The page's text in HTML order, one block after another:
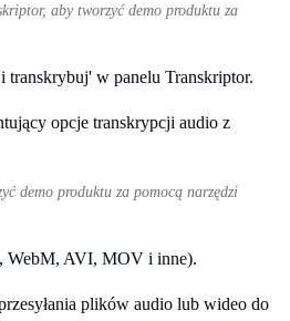
aby tworzyć demo produktu za
transkrybuj' w panelu Transkriptor.
demo produktu za pomocą narzędzi
WebM, AVI, MOV i inne).